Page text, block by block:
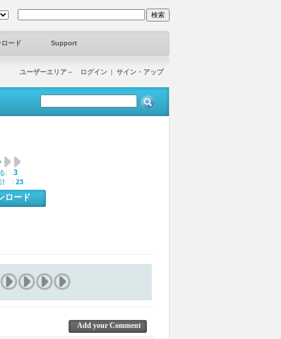
ード Support
ユーザーエリア－ ログイン | サイン・アップ
: 3
計 : 23
ロード
Add your Comment